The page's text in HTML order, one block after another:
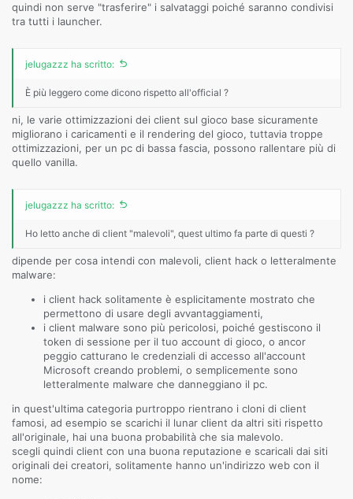
quindi non serve "trasferire" i salvataggi poiché saranno condivisi
tra tutti i launcher.
jelugazzz ha scritto:
È più leggero come dicono rispetto all'official ?
ni, le varie ottimizzazioni dei client sul gioco base sicuramente
migliorano i caricamenti e il rendering del gioco, tuttavia troppe
ottimizzazioni, per un pc di bassa fascia, possono rallentare più di
quello vanilla.
jelugazzz ha scritto:
Ho letto anche di client "malevoli", quest ultimo fa parte di questi ?
dipende per cosa intendi con malevoli, client hack o letteralmente
malware:
i client hack solitamente è esplicitamente mostrato che
permettono di usare degli avvantaggiamenti,
i client malware sono più pericolosi, poiché gestiscono il
token di sessione per il tuo account di gioco, o ancor
peggio catturano le credenziali di accesso all'account
Microsoft creando problemi, o semplicemente sono
letteralmente malware che danneggiano il pc.
in quest'ultima categoria purtroppo rientrano i cloni di client
famosi, ad esempio se scarichi il lunar client da altri siti rispetto
all'originale, hai una buona probabilità che sia malevolo.
scegli quindi client con una buona reputazione e scaricali dai siti
originali dei creatori, solitamente hanno un'indirizzo web con il
nome: